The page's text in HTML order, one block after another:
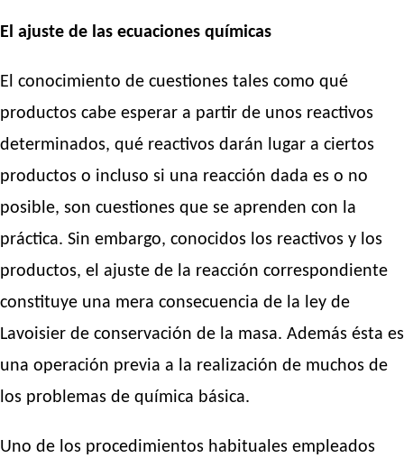
El ajuste de las ecuaciones químicas
El conocimiento de cuestiones tales como qué
productos cabe esperar a partir de unos reactivos
determinados, qué reactivos darán lugar a ciertos
productos o incluso si una reacción dada es o no
posible, son cuestiones que se aprenden con la
práctica. Sin embargo, conocidos los reactivos y los
productos, el ajuste de la reacción correspondiente
constituye una mera consecuencia de la ley de
Lavoisier de conservación de la masa. Además ésta es
una operación previa a la realización de muchos de
los problemas de química básica.
Uno de los procedimientos habituales empleados